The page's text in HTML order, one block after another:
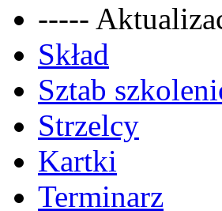
-----
Skład
Sztab
Strzelcy
Kartki
Terminarz